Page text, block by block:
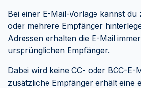
Bei einer E-Mail-Vorlage kannst du
oder mehrere Empfänger
Adressen erhalten die E-Mail
ursprünglichen Empfänger.
Dabei wird keine CC- oder BCC-E-
zusätzliche Empfänger erhält eine